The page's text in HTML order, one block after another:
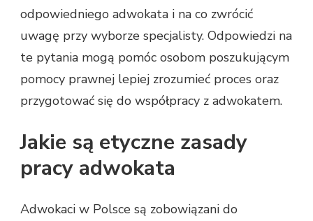
odpowiedniego adwokata i na co zwrócić
uwagę przy wyborze specjalisty. Odpowiedzi na
te pytania mogą pomóc osobom poszukującym
pomocy prawnej lepiej zrozumieć proces oraz
przygotować się do współpracy z adwokatem.
Jakie są etyczne zasady
pracy adwokata
Adwokaci w Polsce są zobowiązani do